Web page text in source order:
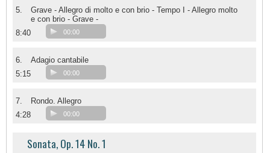
5.
Grave - Allegro di molto e con brio - Tempo I - Allegro molto
e con brio - Grave -
8:40
00:00
6.
Adagio cantabile
5:15
00:00
7.
Rondo. Allegro
4:28
00:00
Sonata, Op. 14 No. 1